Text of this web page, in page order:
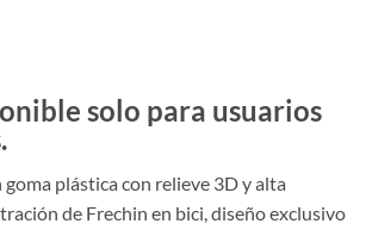
solo para usuarios
plástica con relieve 3D y alta
n de Frechin en bici, diseño exclusivo